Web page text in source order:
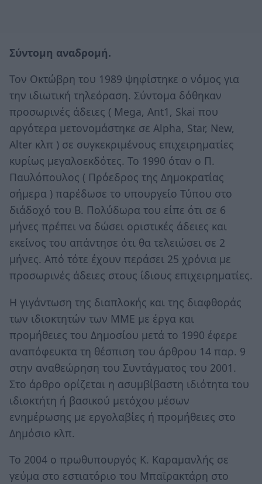
Σύντομη αναδρομή.
Τον Οκτώβρη του 1989 ψηφίστηκε ο νόμος για
την ιδιωτική τηλεόραση. Σύντομα δόθηκαν
προσωρινές άδειες ( Mega, Ant1, Skai που
αργότερα μετονομάστηκε σε Alpha, Star, New,
Alter κλπ ) σε συγκεκριμένους επιχειρηματίες
κυρίως μεγαλοεκδότες. Το 1990 όταν ο Π.
Παυλόπουλος ( Πρόεδρος της Δημοκρατίας
σήμερα ) παρέδωσε το υπουργείο Τύπου στο
διάδοχό του Β. Πολύδωρα του είπε ότι σε 6
μήνες πρέπει να δώσει οριστικές άδειες και
εκείνος του απάντησε ότι θα τελειώσει σε 2
μήνες. Από τότε έχουν περάσει 25 χρόνια με
προσωρινές άδειες στους ίδιους επιχειρηματίες.
Η γιγάντωση της διαπλοκής και της διαφθοράς
των ιδιοκτητών των ΜΜΕ με έργα και
προμήθειες του Δημοσίου μετά το 1990 έφερε
αναπόφευκτα τη θέσπιση του άρθρου 14 παρ. 9
στην αναθεώρηση του Συντάγματος του 2001.
Στο άρθρο ορίζεται η ασυμβίβαστη ιδιότητα του
ιδιοκτήτη ή βασικού μετόχου μέσων
ενημέρωσης με εργολαβίες ή προμήθειες στο
Δημόσιο κλπ.
Το 2004 ο πρωθυπουργός Κ. Καραμανλής σε
γεύμα στo εστιατόριο του Μπαϊρακτάρη στο